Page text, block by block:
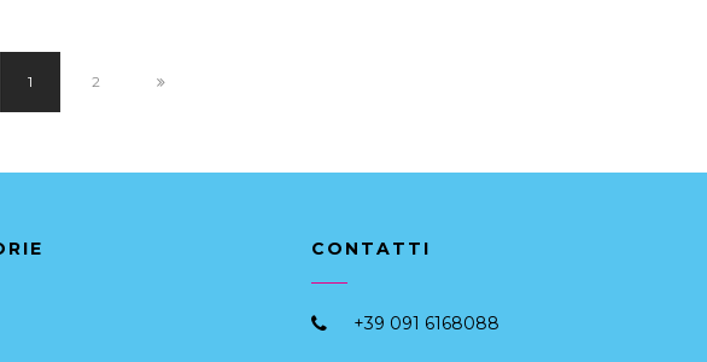
1 2
CONTATTI
+39 091 6168088